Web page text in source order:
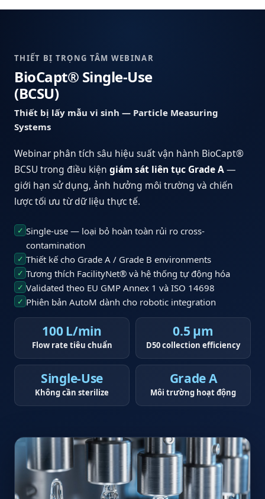
THIẾT BỊ TRỌNG TÂM WEBINAR
BioCapt® Single-Use
(BCSU)
Thiết bị lấy mẫu vi sinh — Particle Measuring
Systems
Webinar phân tích sâu hiệu suất vận hành BioCapt®
BCSU trong điều kiện giám sát liên tục Grade A—
giới hạn sử dụng, ảnh hưởng môi trường và chiến
lược tối ưu từ dữ liệu thực tế.
✓ Single-use — loại bỏ hoàn toàn rủi ro cross-
contamination
✓ Thiết kế cho Grade A / Grade B environments
✓ Tương thích FacilityNet® và hệ thống tự động hóa
✓ Validated theo EU GMP Annex 1 và ISO 14698
✓ Phiên bản AutoM dành cho robotic integration
100 L/min
Flow rate tiêu chuẩn
0.5 µm
D50 collection efficiency
Single-Use
Không cần sterilize
Grade A
Môi trường hoạt động